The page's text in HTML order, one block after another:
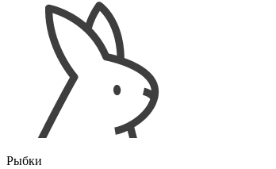
Рыбки